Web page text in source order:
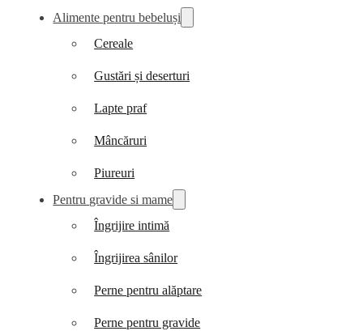
Alimente pentru bebeluși
Cereale
Gustări și deserturi
Lapte praf
Mâncăruri
Piureuri
Pentru gravide si mame
Îngrijire intimă
Îngrijirea sânilor
Perne pentru alăptare
Perne pentru gravide